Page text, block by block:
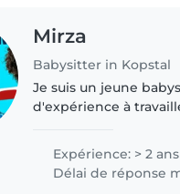
Mirza
Babysitter in Kopstal
Je suis un jeune
d'expérience à
Expérience: > 2 ans
Délai de réponse